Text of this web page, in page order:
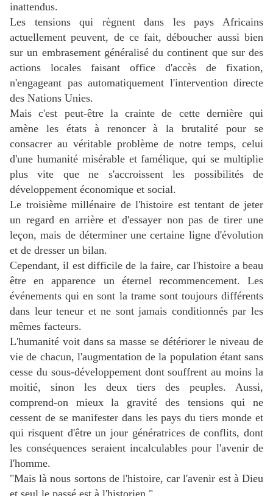
inattendus.
Les tensions qui règnent dans les pays Africains
actuellement peuvent, de ce fait, déboucher aussi bien
sur un embrasement généralisé du continent que sur des
actions locales faisant office d'accès de fixation,
n'engageant pas automatiquement l'intervention directe
des Nations Unies.
Mais c'est peut-être la crainte de cette dernière qui
amène les états à renoncer à la brutalité pour se
consacrer au véritable problème de notre temps, celui
d'une humanité misérable et famélique, qui se multiplie
plus vite que ne s'accroissent les possibilités de
développement économique et social.
Le troisième millénaire de l'histoire est tentant de jeter
un regard en arrière et d'essayer non pas de tirer une
leçon, mais de déterminer une certaine ligne d'évolution
et de dresser un bilan.
Cependant, il est difficile de la faire, car l'histoire a beau
être en apparence un éternel recommencement. Les
événements qui en sont la trame sont toujours différents
dans leur teneur et ne sont jamais conditionnés par les
mêmes facteurs.
L'humanité voit dans sa masse se détériorer le niveau de
vie de chacun, l'augmentation de la population étant sans
cesse du sous-développement dont souffrent au moins la
moitié, sinon les deux tiers des peuples. Aussi,
comprend-on mieux la gravité des tensions qui ne
cessent de se manifester dans les pays du tiers monde et
qui risquent d'être un jour génératrices de conflits, dont
les conséquences seraient incalculables pour l'avenir de
l'homme.
"Mais là nous sortons de l'histoire, car l'avenir est à Dieu